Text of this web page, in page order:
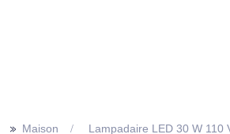
>> Maison Lampadaire LED 30 W 110